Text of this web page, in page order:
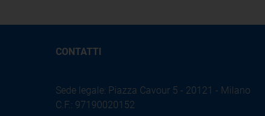
CONTATTI
Sede legale: Piazza Cavour 5 - 20121 - Milano
C.F.: 97190020152